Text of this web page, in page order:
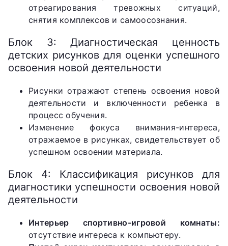
отреагирования тревожных ситуаций,
снятия комплексов и самоосознания.
Блок 3: Диагностическая ценность
детских рисунков для оценки успешного
освоения новой деятельности
Рисунки отражают степень освоения новой
деятельности и включенности ребенка в
процесс обучения.
Изменение фокуса внимания-интереса,
отражаемое в рисунках, свидетельствует об
успешном освоении материала.
Блок 4: Классификация рисунков для
диагностики успешности освоения новой
деятельности
Интерьер спортивно-игровой комнаты:
отсутствие интереса к компьютеру.